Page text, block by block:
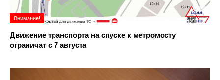
Внимание!
Движение транспорта на спуске к метромосту
ограничат с 7 августа